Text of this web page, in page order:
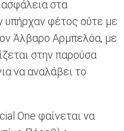
ασφάλεια στα
υπήρχαν φέτος ούτε με
Άλβαρο Αρμπελόα, με
στην παρούσα
να αναλάβει το
One φαίνεται να